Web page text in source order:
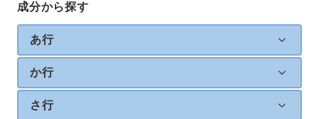
成分から探す
あ行
か行
さ行